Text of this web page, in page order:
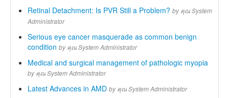
Retinal Detachment: Is PVR Still a Problem? by คุณ System
Administrator
Serious eye cancer masquerade as common benign
condition by คุณ System Administrator
Medical and surgical management of pathologic myopia
by คุณ System Administrator
Latest Advances in AMD by คุณ System Administrator